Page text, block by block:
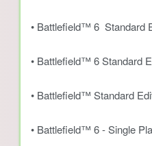
• Battlefield™ 6 Standard
• Battlefield™ 6 Standard
• Battlefield™ Standard
• Battlefield™ 6 - Single